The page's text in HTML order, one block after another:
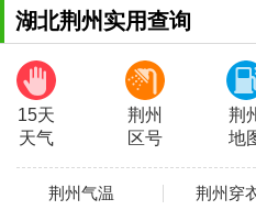
湖北荆州实用查询
15天
天气
荆州
区号
荆
地
荆州气温 荆州穿